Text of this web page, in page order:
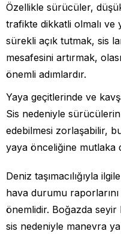
Özellikle sürücüler,
trafikte dikkatli olmalı ve
sürekli açık tutmak, sis
mesafesini artırmak,
önemli adımlardır.
Yaya geçitlerinde ve
Sis nedeniyle
edebilmesi zorlaşabilir,
yaya önceliğine mutlaka
Deniz taşımacılığıyla
hava durumu
önemlidir. Boğazda
sis nedeniyle manevra